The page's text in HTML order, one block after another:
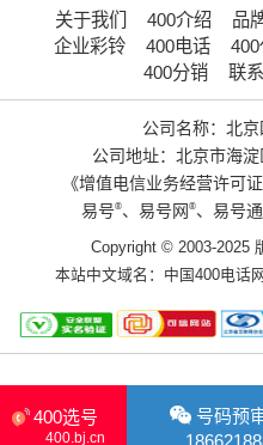
关于我们 400介绍 品
企业彩铃
400电话
400分销
联
公司名称：北
公司地址：北京市海
《增值电信业务经营许可证
易号®、易号网 ®、易号通
Copyright © 2003-2025
本站中文域名： 中国400电话
400选号
400.bj.cn
号码预